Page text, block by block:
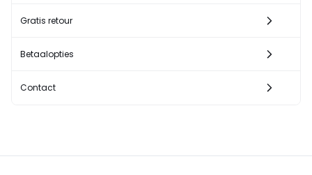
Gratis retour
Betaalopties
Contact